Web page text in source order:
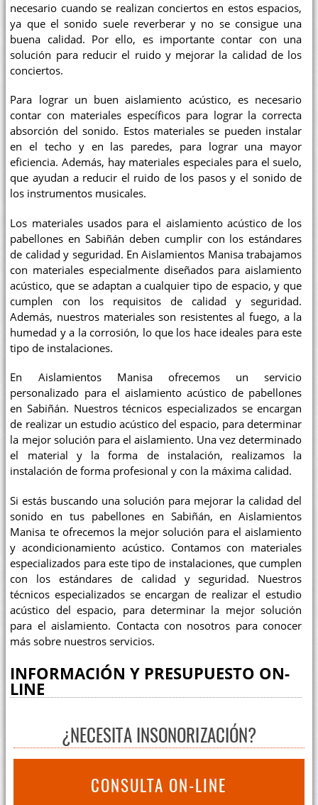
necesario cuando se realizan conciertos en estos espacios,
ya que el sonido suele reverberar y no se consigue una
buena calidad. Por ello, es importante contar con una
solución para reducir el ruido y mejorar la calidad de los
conciertos.
Para lograr un buen aislamiento acústico, es necesario
contar con materiales específicos para lograr la correcta
absorción del sonido. Estos materiales se pueden instalar
en el techo y en las paredes, para lograr una mayor
eficiencia. Además, hay materiales especiales para el suelo,
que ayudan a reducir el ruido de los pasos y el sonido de
los instrumentos musicales.
Los materiales usados para el aislamiento acústico de los
pabellones en Sabiñán deben cumplir con los estándares
de calidad y seguridad. En Aislamientos Manisa trabajamos
con materiales especialmente diseñados para aislamiento
acústico, que se adaptan a cualquier tipo de espacio, y que
cumplen con los requisitos de calidad y seguridad.
Además, nuestros materiales son resistentes al fuego, a la
humedad y a la corrosión, lo que los hace ideales para este
tipo de instalaciones.
En Aislamientos Manisa ofrecemos un servicio
personalizado para el aislamiento acústico de pabellones
en Sabiñán. Nuestros técnicos especializados se encargan
de realizar un estudio acústico del espacio, para determinar
la mejor solución para el aislamiento. Una vez determinado
el material y la forma de instalación, realizamos la
instalación de forma profesional y con la máxima calidad.
Si estás buscando una solución para mejorar la calidad del
sonido en tus pabellones en Sabiñán, en Aislamientos
Manisa te ofrecemos la mejor solución para el aislamiento
y acondicionamiento acústico. Contamos con materiales
especializados para este tipo de instalaciones, que cumplen
con los estándares de calidad y seguridad. Nuestros
técnicos especializados se encargan de realizar el estudio
acústico del espacio, para determinar la mejor solución
para el aislamiento. Contacta con nosotros para conocer
más sobre nuestros servicios.
INFORMACIÓN Y PRESUPUESTO ON-
LINE
¿NECESITA INSONORIZACIÓN?
CONSULTA ON-LINE